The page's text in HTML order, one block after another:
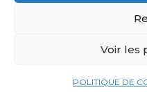
Voir les
POLITIQUE DE
©2024 winmotor next by